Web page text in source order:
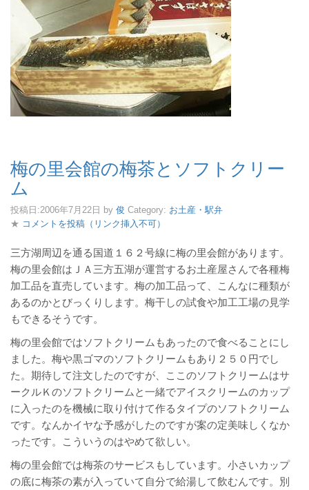
梅の里会館の梅茶とソフトクリー
ム
投稿日:2006年7月22日 by 俊 Category: お土産・駅弁
★ コメントを投稿（リンク挿入不可）
三方湖周辺を通る国道１６２号線に梅の里会館があります。
梅の里会館はＪＡ三方五湖が運営するお土産屋さんで各種梅
加工品を直売しています。梅の加工品って、こんなに種類が
あるのかとびっくりします。梅干しの試食や加工工場の見学
もできるそうです。
梅の里会館ではソフトクリームもあったので食べることにし
ました。梅や黒ゴマのソフトクリームもあり２５０円でし
た。期待して注文したのですが、ここのソフトクリームはサ
ークルＫのソフトクリームと一緒でアイスクリームのカップ
に入ったのを機械に取り付けて作るタイプのソフトクリーム
です。なんかイヤな予感がしたのですが案の定美味しくなか
ったです。こういうのはやめて欲しい。
梅の里会館では梅茶のサービスもしています。小さいカップ
の底に梅茶の素が入っていて自分で給湯して飲むんです。別